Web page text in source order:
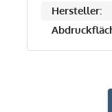
Hersteller: